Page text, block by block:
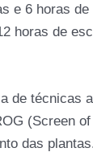
e 6 horas
horas de
de técnicas
(Screen
das